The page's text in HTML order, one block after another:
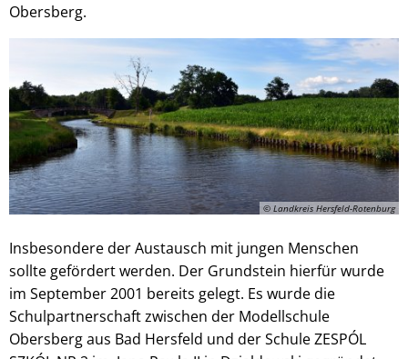
Obersberg.
© Landkreis Hersfeld-Rotenburg
Insbesondere der Austausch mit jungen Menschen
sollte gefördert werden. Der Grundstein hierfür wurde
im September 2001 bereits gelegt. Es wurde die
Schulpartnerschaft zwischen der Modellschule
Obersberg aus Bad Hersfeld und der Schule ZESPÓL